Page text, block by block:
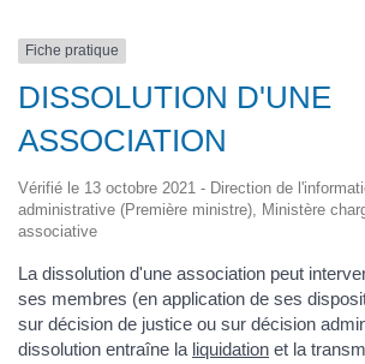
Fiche pratique
DISSOLUTION D'UNE
ASSOCIATION
Vérifié le 13 octobre 2021 - Direction de
administrative (Première ministre), Ministère
associative
La dissolution d'une association peut
ses membres (en application de ses
sur décision de justice ou sur décision
dissolution entraîne la liquidation et la